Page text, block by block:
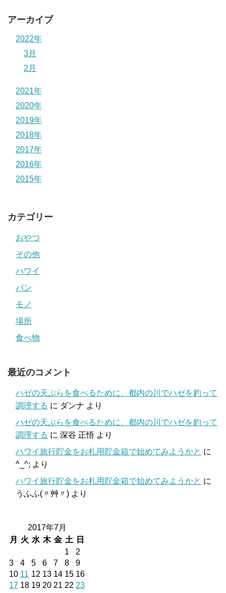
アーカイブ
2022年
3月
2月
2021年
2020年
2019年
2018年
2017年
2016年
2015年
カテゴリー
おやつ
その他
ハワイ
パン
モノ
場所
食べ物
最近のコメント
ハゼの天ぷらを食べるために、都内の川でハゼを釣って
調理する に ダンナ より
ハゼの天ぷらを食べるために、都内の川でハゼを釣って
調理する に 深谷 正悟 より
ハワイ旅行貯金をお札用貯金箱で始めてみようかと に
^_^; より
ハワイ旅行貯金をお札用貯金箱で始めてみようかと に
うふふ(〃艸〃) より
2017年7月
月
火 水 木 金 土
日
1
2
3
4 5 6 7 8
9
10 11 12 13 14 15 16
17 18 19 20 21 22 23